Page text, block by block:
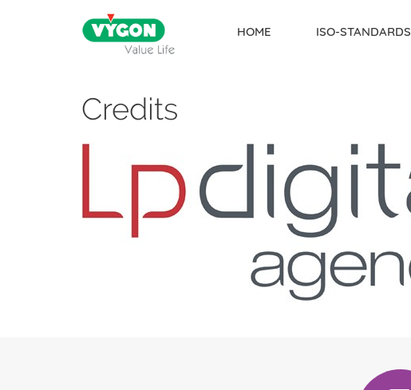
Skip to content
HOME ISO-STANDARDS
Credits